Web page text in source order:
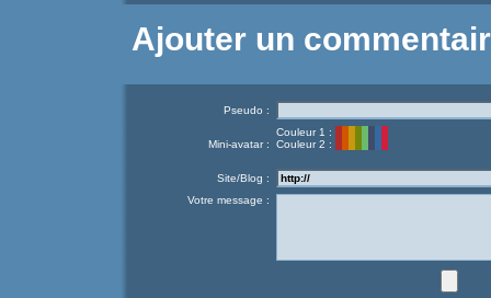
Ajouter un
Pseudo :
Mini-avatar :
Couleur 1 :
Couleur 2 :
Site/Blog :
Votre message :